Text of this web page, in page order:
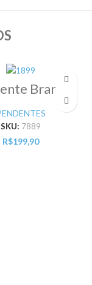
Branco
E27 –
Pr
SKU: 7889
R$199,90